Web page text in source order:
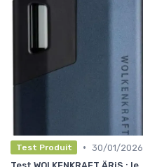
Test Produit • 30/01/2026